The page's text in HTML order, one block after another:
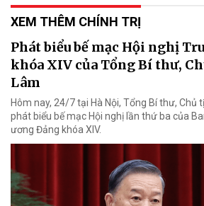
XEM THÊM CHÍNH TRỊ
Phát biểu bế mạc Hội nghị
khóa XIV của Tổng Bí thư,
Lâm
Hôm nay, 24/7 tại Hà Nội, Tổng Bí thư, Chủ
phát biểu bế mạc Hội nghị lần thứ ba của
ương Đảng khóa XIV.